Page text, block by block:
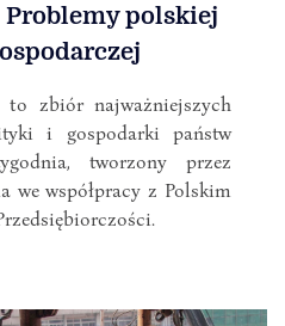
polskiej
zbiór najważniejszych
i gospodarki państw
tworzony przez
współpracy z Polskim